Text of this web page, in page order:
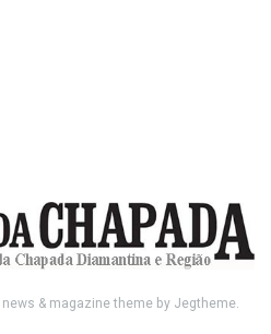
& magazine theme by Jegtheme.